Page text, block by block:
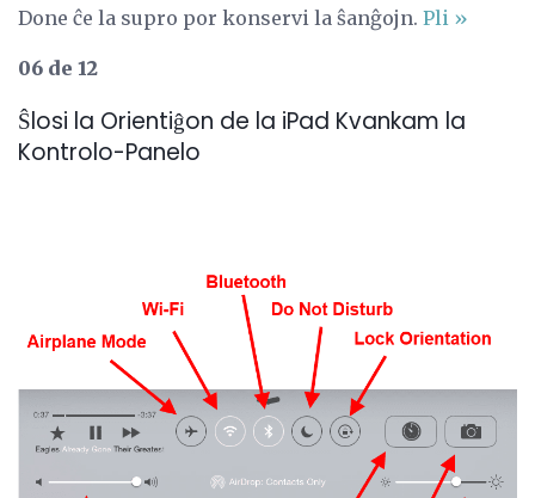
Done ĉe la supro por konservi la ŝanĝojn. Pli »
06 de 12
Ŝlosi la Orientiĝon de la iPad Kvankam la
Kontrolo-Panelo